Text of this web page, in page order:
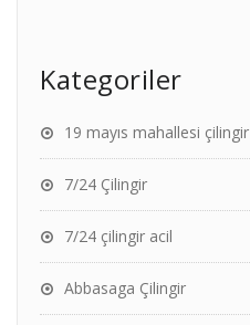
Kategoriler
19 mayıs mahallesi çilingir
7/24 Çilingir
7/24 çilingir acil
Abbasaga Çilingir